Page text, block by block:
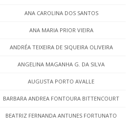
ANA CAROLINA DOS SANTOS
ANA MARIA PRIOR VIEIRA
ANDRÉA TEIXEIRA DE SIQUEIRA OLIVEIRA
ANGELINA MAGANHA G. DA SILVA
AUGUSTA PORTO AVALLE
BARBARA ANDREA FONTOURA BITTENCOURT
BEATRIZ FERNANDA ANTUNES FORTUNATO